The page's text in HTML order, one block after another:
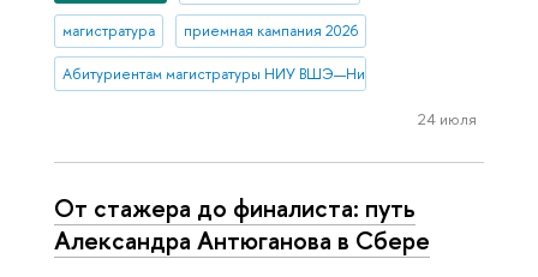
магистратура приемная кампания 2026
Абитуриентам магистратуры НИУ ВШЭ—Нижний Новгород
24 июля
От стажера до финалиста: путь
Александра Антюганова в Сбере